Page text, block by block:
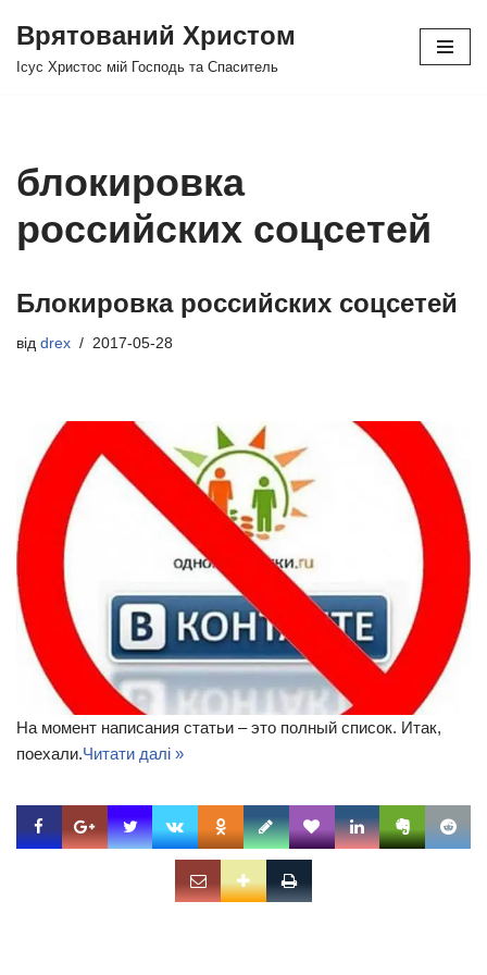
Перейти
Врятований Христом
Ісус Христос мій Господь та Спаситель
блокировка
российских соцсетей
Блокировка российских соцсетей
від drex 2017-05-28
На момент написания статьи – это полный список. Итак,
поехали.Читати далі »